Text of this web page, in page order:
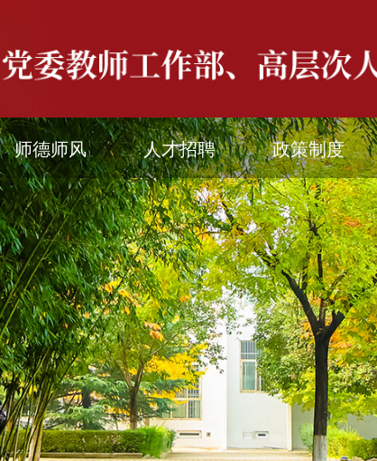
师德师风 人才招聘 政策制度